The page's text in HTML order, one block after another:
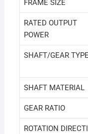
FRAME SIZE
RATED OUTPUT
POWER
SHAFT/GEAR TYPE
SHAFT MATERIAL
GEAR RATIO
ROTATION